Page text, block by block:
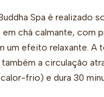
Spa é realizado
chá calmante, com
um efeito relaxante. A
a circulação
frio) e dura 30